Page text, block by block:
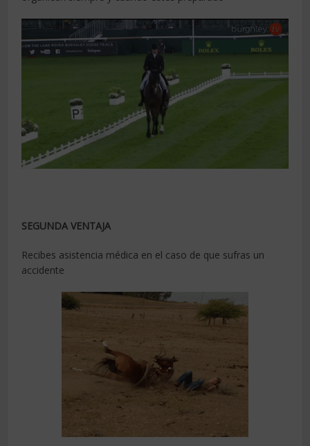
SEGUNDA VENTAJA
Recibes asistencia médica en el caso de que sufras un
accidente